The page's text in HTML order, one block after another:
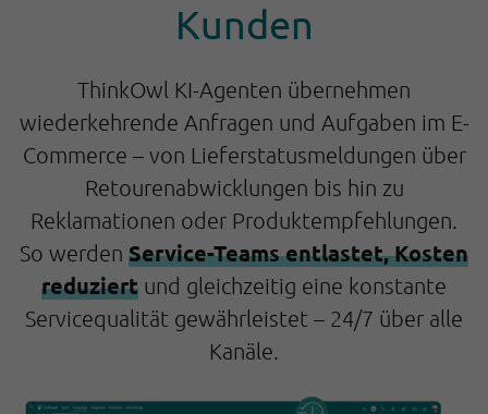
Kunden
ThinkOwl KI-Agenten übernehmen
wiederkehrende Anfragen und Aufgaben im E-
Commerce – von Lieferstatusmeldungen über
Retourenabwicklungen bis hin zu
Reklamationen oder Produktempfehlungen.
So werden Service-Teams entlastet, Kosten
reduziert und gleichzeitig eine konstante
Servicequalität gewährleistet – 24/7 über alle
Kanäle.